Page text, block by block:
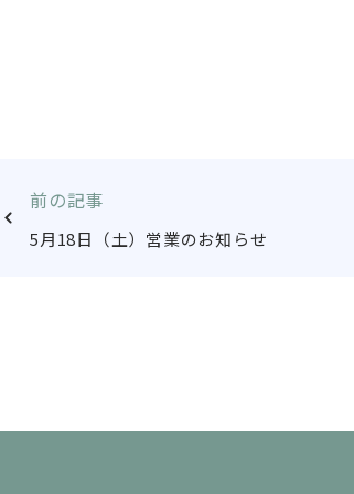
前の記事
5月18日（土）営業のお知らせ